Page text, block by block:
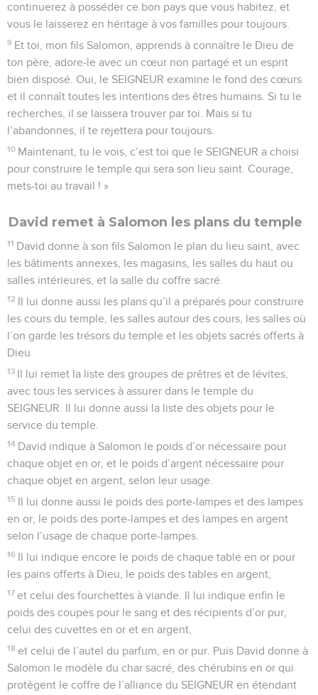
continuerez à posséder ce bon pays que vous habitez, et
vous le laisserez en héritage à vos familles pour toujours.
9 Et toi, mon fils Salomon, apprends à connaître le Dieu de
ton père, adore-le avec un cœur non partagé et un esprit
bien disposé. Oui, le SEIGNEUR examine le fond des cœurs
et il connaît toutes les intentions des êtres humains. Si tu le
recherches, il se laissera trouver par toi. Mais si tu
l’abandonnes, il te rejettera pour toujours.
10 Maintenant, tu le vois, c’est toi que le SEIGNEUR a choisi
pour construire le temple qui sera son lieu saint. Courage,
mets-toi au travail ! »
David remet à Salomon les plans du temple
11 David donne à son fils Salomon le plan du lieu saint, avec
les bâtiments annexes, les magasins, les salles du haut ou
salles intérieures, et la salle du coffre sacré.
12 Il lui donne aussi les plans qu’il a préparés pour construire
les cours du temple, les salles autour des cours, les salles où
l’on garde les trésors du temple et les objets sacrés offerts à
Dieu.
13 Il lui remet la liste des groupes de prêtres et de lévites,
avec tous les services à assurer dans le temple du
SEIGNEUR. Il lui donne aussi la liste des objets pour le
service du temple.
14 David indique à Salomon le poids d’or nécessaire pour
chaque objet en or, et le poids d’argent nécessaire pour
chaque objet en argent, selon leur usage.
15 Il lui donne aussi le poids des porte-lampes et des lampes
en or, le poids des porte-lampes et des lampes en argent
selon l’usage de chaque porte-lampes.
16 Il lui indique encore le poids de chaque table en or pour
les pains offerts à Dieu, le poids des tables en argent,
17 et celui des fourchettes à viande. Il lui indique enfin le
poids des coupes pour le sang et des récipients d’or pur,
celui des cuvettes en or et en argent,
18 et celui de l’autel du parfum, en or pur. Puis David donne à
Salomon le modèle du char sacré, des chérubins en or qui
protègent le coffre de l’alliance du SEIGNEUR en étendant